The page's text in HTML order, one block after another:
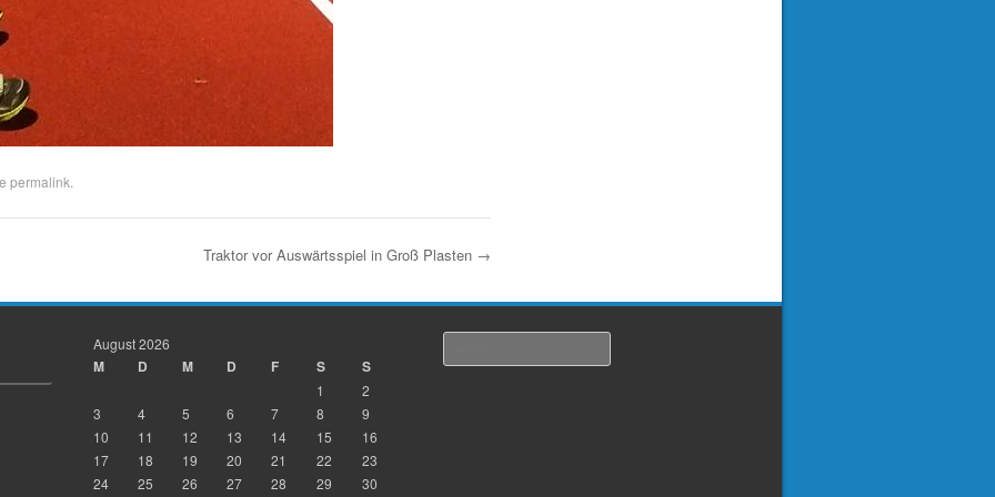
permalink
Traktor vor Auswärtsspiel in Groß Plasten →
August 2026
M D M D F S S
1
2
3
4 5 6 7 8
9
10
11 12 13 14 15
16
17
18 19 20 21 22
23
24
25 26 27 28 29 30